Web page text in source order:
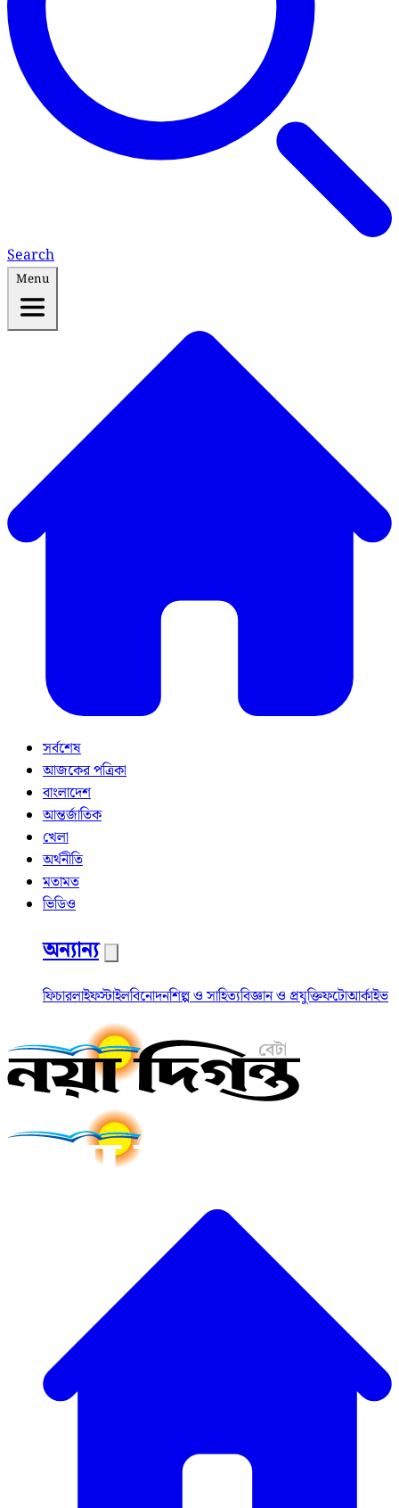
Search
Menu
সর্বশেষ
আজকের পত্রিকা
বাংলাদেশ
আন্তর্জাতিক
খেলা
অর্থনীতি
মতামত
ভিডিও
অন্যান্য
ফিচারলাইফস্টাইলবিনোদনশিল্প ও সাহিত্যবিজ্ঞান ও প্রযুক্তিফটোআর্কাইভ